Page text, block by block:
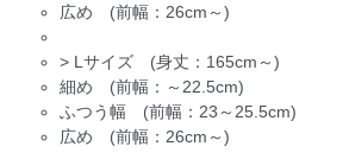
広め (前幅：26cm～)
> Lサイズ (身丈：165cm～)
細め (前幅：～22.5cm)
ふつう幅 (前幅：23～25.5cm)
広め (前幅：26cm～)